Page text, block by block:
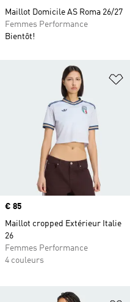
Prix
€ 85
Maillot cropped Extérieur Italie
26
Femmes Performance
4 couleurs
Maillot Domicile AS Roma 26/27
Femmes Performance
Bientôt!